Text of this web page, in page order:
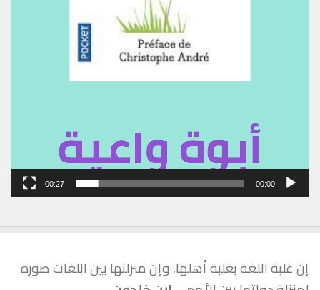
00:00
00:27
إن غلبة اللغة بغلبة أهلها, وإن منزلتها بين اللغات صورة